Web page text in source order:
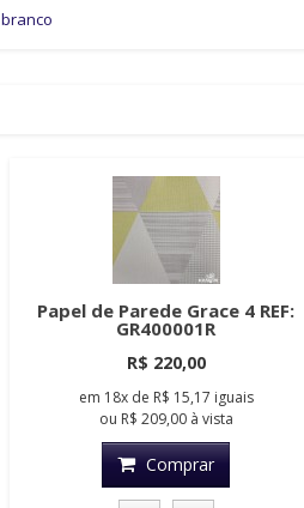
branco
Papel de Parede Grace 4 REF:
GR400001R
R$ 220,00
em 18xde R$ 15,17 iguais
ou R$ 209,00à vista
Comprar